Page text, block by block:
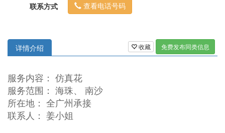
联系方式
查看电话号码
收藏 免费发布同类信息
详情介绍
服务内容： 仿真花
服务范围： 海珠、 南沙
所在地： 全广州承接
联系人： 姜小姐